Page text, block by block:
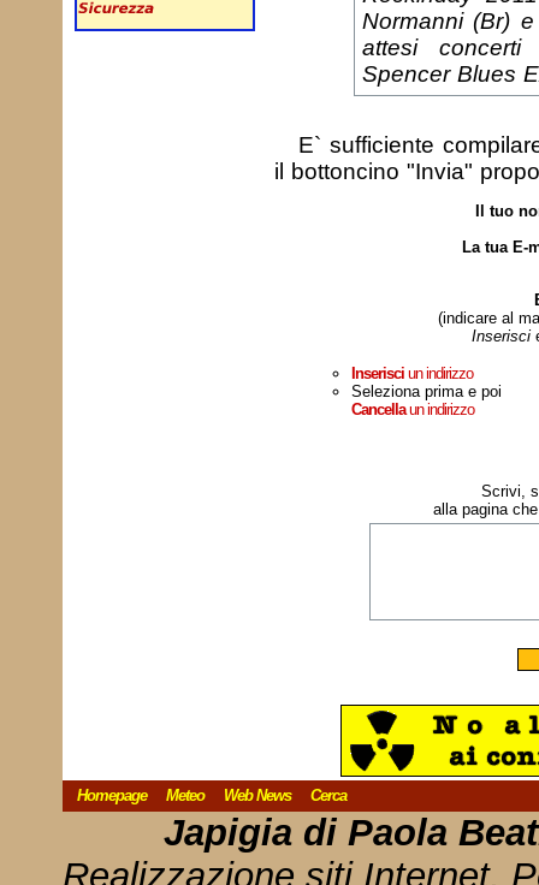
Normanni (Br)
attesi
Spencer Blues
E` sufficiente
il bottoncino "Invia"
Il tuo
La tua E-
(indicare al
Inserisci
Inserisciun indirizzo
Seleziona prima e poi
Cancellaun indirizzo
Scrivi,
alla pagina
Homepage Meteo Web News Cerca
Japigia di Paola
Realizzazione siti Internet,